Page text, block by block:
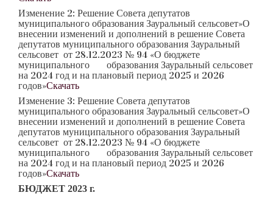
Изменение 2: Решение Совета депутатов
муниципального образования Зауральный сельсовет»О
внесении изменений и дополнений в решение Совета
депутатов муниципального образования Зауральный
сельсовет от 28.12.2023 № 94 «О бюджете
муниципального образования Зауральный сельсовет
на 2024 год и на плановый период 2025 и 2026
годов»Скачать
Изменение 3: Решение Совета депутатов
муниципального образования Зауральный сельсовет»О
внесении изменений и дополнений в решение Совета
депутатов муниципального образования Зауральный
сельсовет от 28.12.2023 № 94 «О бюджете
муниципального образования Зауральный сельсовет
на 2024 год и на плановый период 2025 и 2026
годов»Скачать
БЮДЖЕТ 2023 г.